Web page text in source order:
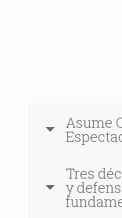
Asume
Tres
y